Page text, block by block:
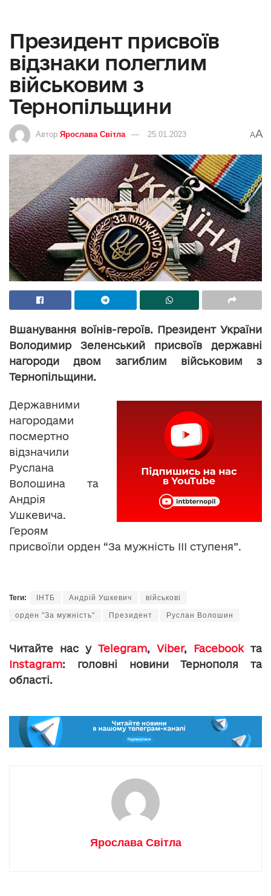
Президент присвоїв
відзнаки полеглим
військовим з
Тернопільщини
Автор Ярослава Світла 25.01.2023 AA
Вшанування воїнів-героїв. Президент України
Володимир Зеленський присвоїв державні
нагороди двом загиблим військовим з
Тернопільщини.
Державними
нагородами
посмертно
відзначили
Руслана
Волошина та
Андрія
Ушкевича.
Героям
присвоїли орден “За мужність ІІІ ступеня”.
Теги: ІНТБ Андрій Ушкевич військові
орден "За мужність" Президент Руслан Волошин
Читайте нас у Telegram, Viber, Facebookта
Instagram: головні новини Тернополя та
області.
Ярослава Світла